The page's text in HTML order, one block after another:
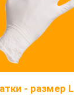
- размер L